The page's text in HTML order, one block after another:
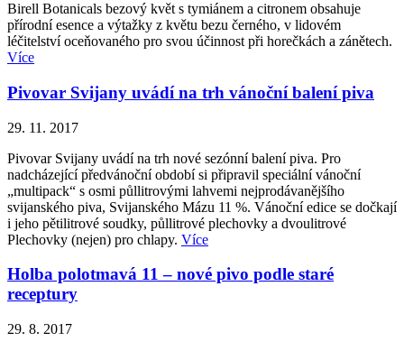
Birell Botanicals bezový květ s tymiánem a citronem obsahuje
přírodní esence a výtažky z květu bezu černého, v lidovém
léčitelství oceňovaného pro svou účinnost při horečkách a zánětech.
Více
Pivovar Svijany uvádí na trh vánoční balení piva
29. 11. 2017
Pivovar Svijany uvádí na trh nové sezónní balení piva. Pro
nadcházející předvánoční období si připravil speciální vánoční
„multipack“ s osmi půllitrovými lahvemi nejprodávanějšího
svijanského piva, Svijanského Mázu 11 %. Vánoční edice se dočkají
i jeho pětilitrové soudky, půllitrové plechovky a dvoulitrové
Plechovky (nejen) pro chlapy. Více
Holba polotmavá 11 – nové pivo podle staré
receptury
29. 8. 2017